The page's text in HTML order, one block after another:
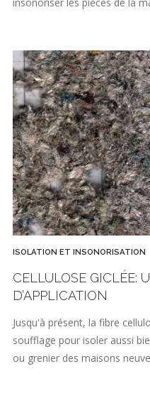
insonoriser les pièces de la
ISOLATION ET INSONORISATION
CELLULOSE GICLÉE:
D’APPLICATION
Jusqu'à présent, la fibre
soufflage pour isoler aussi
ou grenier des maisons